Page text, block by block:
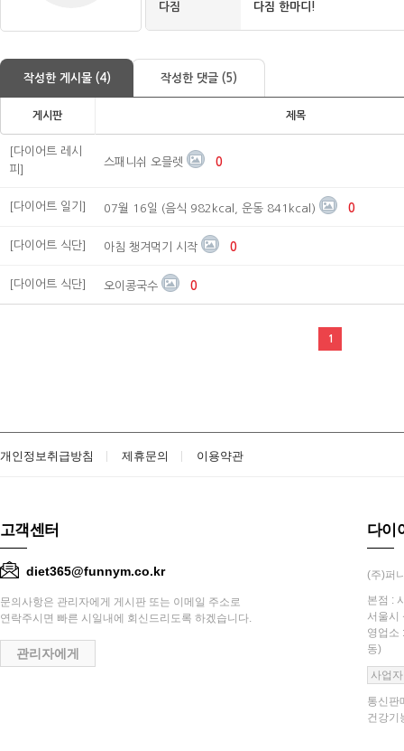
다짐 다짐 한마디!
작성한 게시물 (4) 작성한 댓글 (5)
게시판 제목
[다이어트 레시
피]
스패니쉬 오믈렛 0
[다이어트 일기] 07월 16일 (음식 982kcal, 운동 841kcal) 0
[다이어트 식단] 아침 챙겨먹기 시작 0
[다이어트 식단] 오이콩국수 0
1
개인정보취급방침 제휴문의 이용약관
고객센터
diet365@funnym.co.kr
문의사항은 관리자에게 게시판 또는 이메일 주소로
연락주시면 빠른 시일내에 회신드리도록 하겠습니다.
관리자에게
다이
(주)퍼
본점 :
서울시
영업소
동)
사업
통신판
건강기